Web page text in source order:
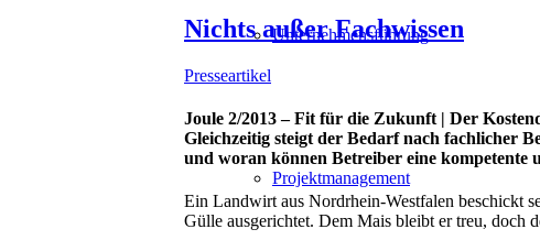
Unternehmensführung
Projektmanagement
Nichts außer Fachwissen
Presseartikel
Joule 2/2013 – Fit für die Zukunft | Der
Gleichzeitig steigt der Bedarf nach fachlicher
und woran können Betreiber eine kompetente
Ein Landwirt aus Nordrhein-Westfalen beschickt
Gülle ausgerichtet. Dem Mais bleibt er treu, doch